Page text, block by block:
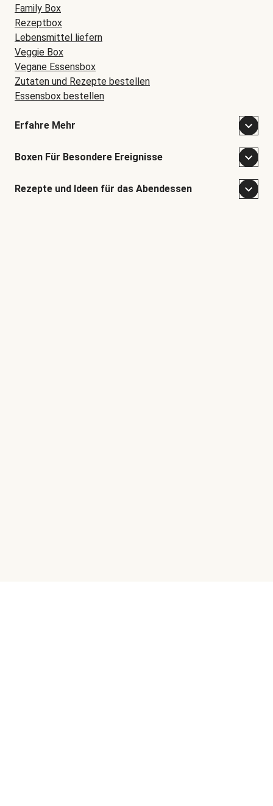
Family Box
Rezeptbox
Lebensmittel liefern
Veggie Box
Vegane Essensbox
Zutaten und Rezepte bestellen
Essensbox bestellen
Erfahre Mehr
Boxen Für Besondere Ereignisse
Rezepte und Ideen für das Abendessen